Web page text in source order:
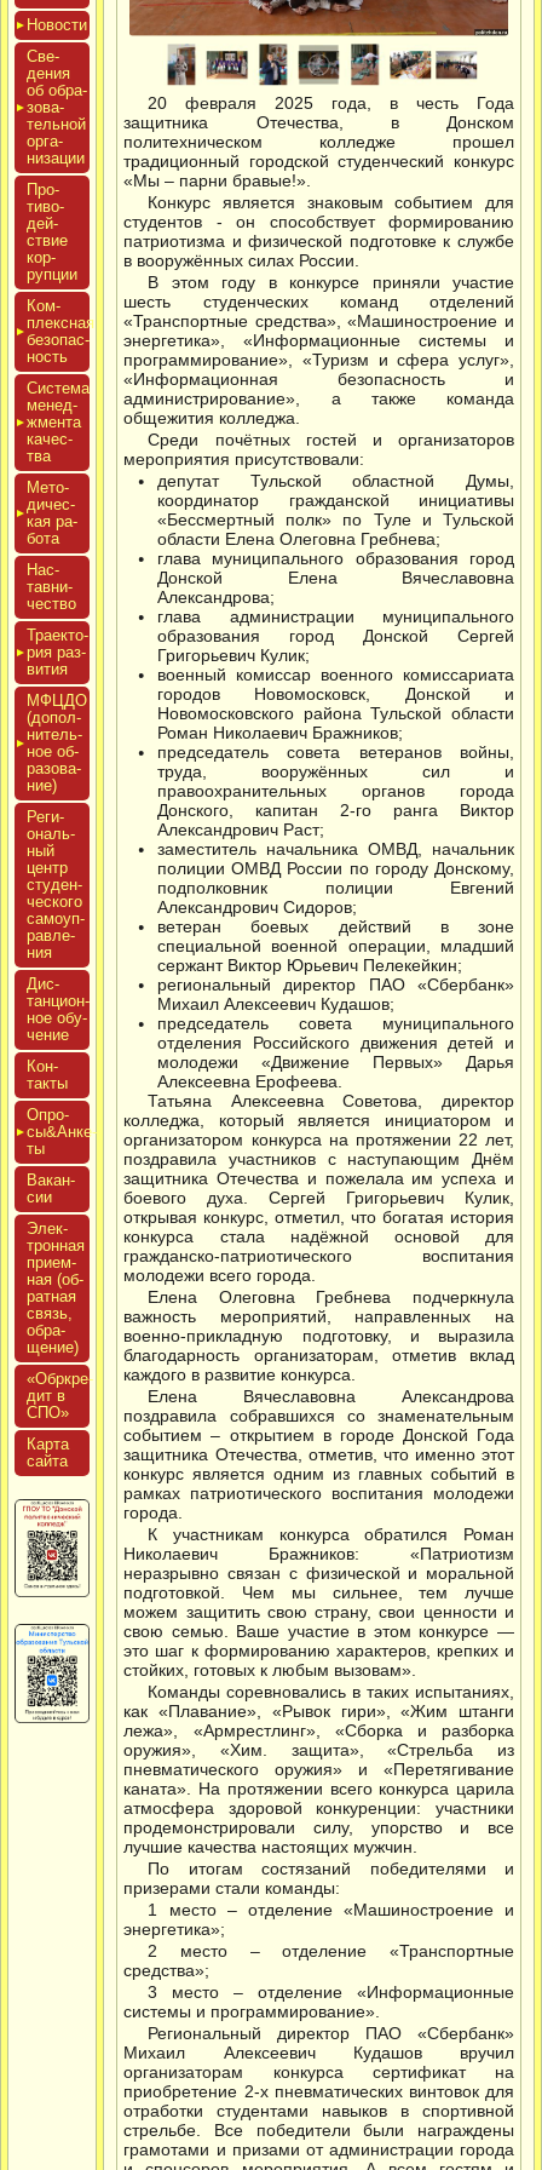
Новос­ти
Све­
дения
об об­ра­
зова­
тель­ной
ор­га­
низа­ции
Про­
тиво­
дей­
ствие
кор­
рупции
Ком­
плексная
бе­зопас­
ность
Сис­те­ма
ме­нед­
жмен­та
ка­чес­
тва
Мето­
дичес­
кая ра­
бота
Нас­
тавни­
чес­тво
Тра­ек­то­
рия раз­
ви­тия
МФЦДО
(до­пол­
ни­тель­
ное об­
ра­зова­
ние)
Реги­
ональ­
ный
центр
сту­ден­
ческо­го
са­мо­уп­
равле­
ния
Дис­
танци­он­
ное обу­
чение
Кон­
такты
Опро­
сы&Анке­
ты
Вакан­
сии
Элек­
трон­ная
при­ем­
ная (об­
ратная
связь,
об­ра­
щение)
«Обркре­
дит в
СПО»
Кар­та
сай­та
20 февраля 2025 года, в честь Года
защитника Отечества, в Донском
политехническом колледже прошел
традиционный городской студенческий конкурс
«Мы – парни бравые!».
Конкурс является знаковым событием для
студентов - он способствует формированию
патриотизма и физической подготовке к службе
в вооружённых силах России.
В этом году в конкурсе приняли участие
шесть студенческих команд отделений
«Транспортные средства», «Машиностроение и
энергетика», «Информационные системы и
программирование», «Туризм и сфера услуг»,
«Информационная безопасность и
администрирование», а также команда
общежития колледжа.
Среди почётных гостей и организаторов
мероприятия присутствовали:
депутат Тульской областной Думы,
координатор гражданской инициативы
«Бессмертный полк» по Туле и Тульской
области Елена Олеговна Гребнева;
глава муниципального образования город
Донской Елена Вячеславовна
Александрова;
глава администрации муниципального
образования город Донской Сергей
Григорьевич Кулик;
военный комиссар военного комиссариата
городов Новомосковск, Донской и
Новомосковского района Тульской области
Роман Николаевич Бражников;
председатель совета ветеранов войны,
труда, вооружённых сил и
правоохранительных органов города
Донского, капитан 2-го ранга Виктор
Александрович Раст;
заместитель начальника ОМВД, начальник
полиции ОМВД России по городу Донскому,
подполковник полиции Евгений
Александрович Сидоров;
ветеран боевых действий в зоне
специальной военной операции, младший
сержант Виктор Юрьевич Пелекейкин;
региональный директор ПАО «Сбербанк»
Михаил Алексеевич Кудашов;
председатель совета муниципального
отделения Российского движения детей и
молодежи «Движение Первых» Дарья
Алексеевна Ерофеева.
Татьяна Алексеевна Советова, директор
колледжа, который является инициатором и
организатором конкурса на протяжении 22 лет,
поздравила участников с наступающим Днём
защитника Отечества и пожелала им успеха и
боевого духа. Сергей Григорьевич Кулик,
открывая конкурс, отметил, что богатая история
конкурса стала надёжной основой для
гражданско-патриотического воспитания
молодежи всего города.
Елена Олеговна Гребнева подчеркнула
важность мероприятий, направленных на
военно-прикладную подготовку, и выразила
благодарность организаторам, отметив вклад
каждого в развитие конкурса.
Елена Вячеславовна Александрова
поздравила собравшихся со знаменательным
событием – открытием в городе Донской Года
защитника Отечества, отметив, что именно этот
конкурс является одним из главных событий в
рамках патриотического воспитания молодежи
города.
К участникам конкурса обратился Роман
Николаевич Бражников: «Патриотизм
неразрывно связан с физической и моральной
подготовкой. Чем мы сильнее, тем лучше
можем защитить свою страну, свои ценности и
свою семью. Ваше участие в этом конкурсе —
это шаг к формированию характеров, крепких и
стойких, готовых к любым вызовам».
Команды соревновались в таких испытаниях,
как «Плавание», «Рывок гири», «Жим штанги
лежа», «Армрестлинг», «Сборка и разборка
оружия», «Хим. защита», «Стрельба из
пневматического оружия» и «Перетягивание
каната». На протяжении всего конкурса царила
атмосфера здоровой конкуренции: участники
продемонстрировали силу, упорство и все
лучшие качества настоящих мужчин.
По итогам состязаний победителями и
призерами стали команды:
1 место – отделение «Машиностроение и
энергетика»;
2 место – отделение «Транспортные
средства»;
3 место – отделение «Информационные
системы и программирование».
Региональный директор ПАО «Сбербанк»
Михаил Алексеевич Кудашов вручил
организаторам конкурса сертификат на
приобретение 2-х пневматических винтовок для
отработки студентами навыков в спортивной
стрельбе. Все победители были награждены
грамотами и призами от администрации города